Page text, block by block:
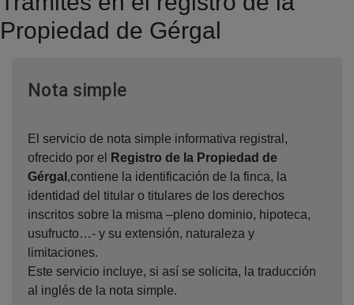
Propiedad de Gérgal
Nota simpleVentana nueva
El servicio de nota simple informativa registral,
ofrecido por el
Registro de la Propiedad de
Gérgal ,contiene la identificación de la finca, la
identidad del titular o titulares de los derechos
inscritos sobre la misma –pleno dominio, hipoteca,
usufructo…- y su extensión, naturaleza y
limitaciones.
Este servicio incluye, si así se solicita, la traducción
al inglés de la nota simple.